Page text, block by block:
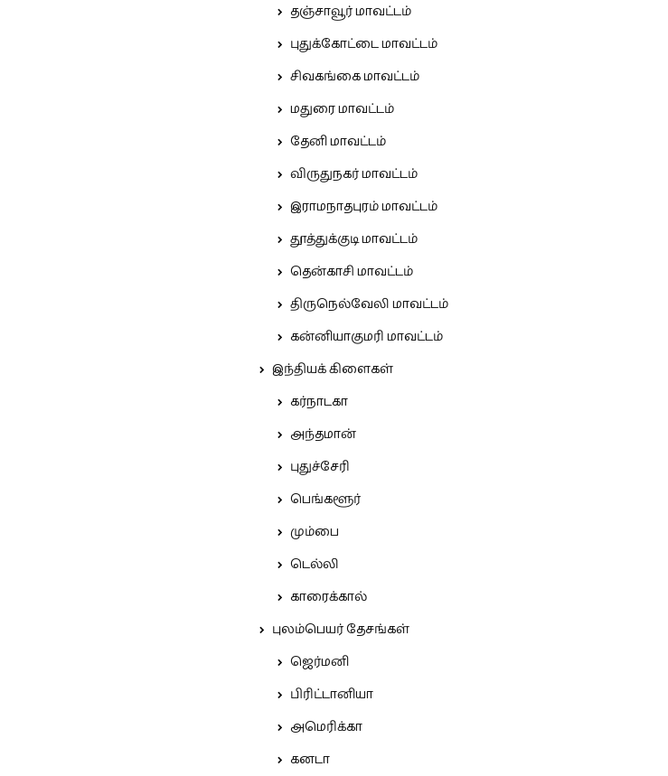
தஞ்சாவூர் மாவட்டம்
புதுக்கோட்டை மாவட்டம்
சிவகங்கை மாவட்டம்
மதுரை மாவட்டம்
தேனி மாவட்டம்
விருதுநகர் மாவட்டம்
இராமநாதபுரம் மாவட்டம்
தூத்துக்குடி மாவட்டம்
தென்காசி மாவட்டம்
திருநெல்வேலி மாவட்டம்
கன்னியாகுமரி மாவட்டம்
இந்தியக் கிளைகள்
கர்நாடகா
அந்தமான்
புதுச்சேரி
பெங்களூர்
மும்பை
டெல்லி
காரைக்கால்
புலம்பெயர் தேசங்கள்
ஜெர்மனி
பிரிட்டானியா
அமெரிக்கா
கனடா